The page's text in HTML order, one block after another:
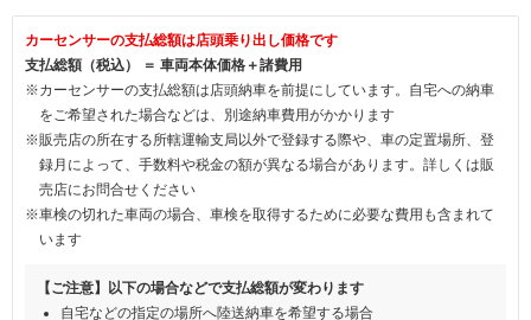
カーセンサーの支払総額は店頭乗り出し価格です
支払総額（税込） ＝ 車両本体価格＋諸費用
※カーセンサーの支払総額は店頭納車を前提にしています。自宅への納車
をご希望された場合などは、別途納車費用がかかります
※販売店の所在する所轄運輸支局以外で登録する際や、車の定置場所、登
録月によって、手数料や税金の額が異なる場合があります。詳しくは販
売店にお問合せください
※車検の切れた車両の場合、車検を取得するために必要な費用も含まれて
います
【ご注意】以下の場合などで支払総額が変わります
自宅などの指定の場所へ陸送納車を希望する場合